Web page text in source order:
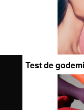
Test de